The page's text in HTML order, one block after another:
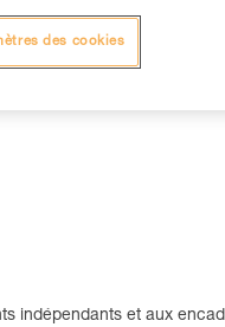
indépendants et aux
des cookies